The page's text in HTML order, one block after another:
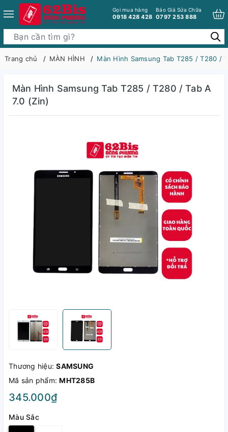
Gọi mua hàng
0918 428 428
Báo Giá Sửa Chữa
0797 253 888
Trang chủ MÀN HÌNH Màn Hình Samsung Tab T285 / T280 /
Màn Hình Samsung Tab T285 / T280 / Tab A
7.0 (Zin)
Thương hiệu:SAMSUNG
Mã sản phẩm:MHT285B
345.000₫
Màu Sắc